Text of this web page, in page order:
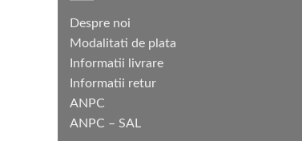
Despre noi
Modalitati de plata
Informatii livrare
Informatii retur
ANPC
ANPC – SAL